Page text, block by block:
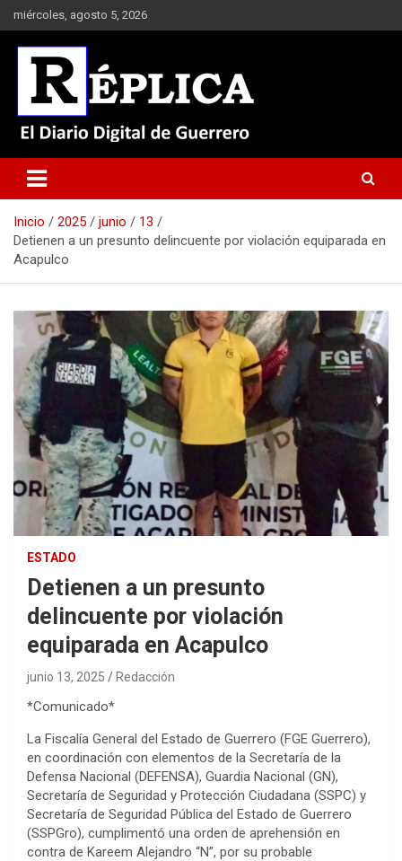
Saltar
al
contenido
miércoles, agosto 5, 2026
Réplica
Inicio 2025 junio
13
Detienen a un presunto delincuente por violación equiparada en
Acapulco
ESTADO
Detienen a un presunto
delincuente por violación
equiparada en Acapulco
junio 13, 2025 Redacción
*Comunicado*
La Fiscalía General del Estado de Guerrero (FGE Guerrero),
en coordinación con elementos de la Secretaría de la
Defensa Nacional (DEFENSA), Guardia Nacional (GN),
Secretaría de Seguridad y Protección Ciudadana (SSPC) y
Secretaría de Seguridad Pública del Estado de Guerrero
(SSPGro), cumplimentó una orden de aprehensión en
contra de Kareem Alejandro “N”, por su probable